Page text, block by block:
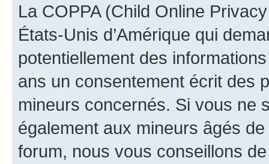
La COPPA (Child Online
États-Unis d’Amérique qui
potentiellement des
ans un consentement écrit des
mineurs concernés. Si vous ne
également aux mineurs âgés
forum, nous vous conseillons